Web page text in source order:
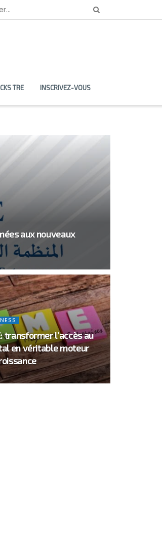
TRE INSCRIVEZ-VOUS
aux nouveaux
transformer l’accès au
en véritable moteur